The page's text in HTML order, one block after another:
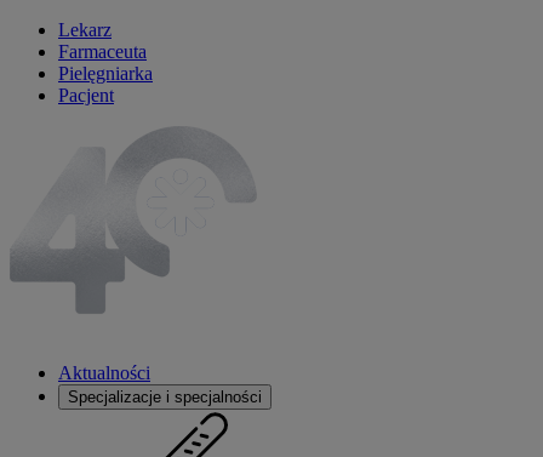
Lekarz
Farmaceuta
Pielęgniarka
Pacjent
Aktualności
Specjalizacje i specjalności